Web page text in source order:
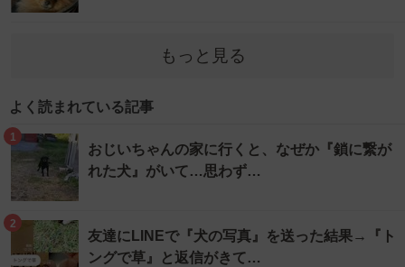
もっと見る
よく読まれている記事
1
おじいちゃんの家に行くと、なぜか『鎖に繋が
れた犬』がいて…思わず…
2
友達にLINEで『犬の写真』を送った結果→『ト
ングで草』と返信がきて…